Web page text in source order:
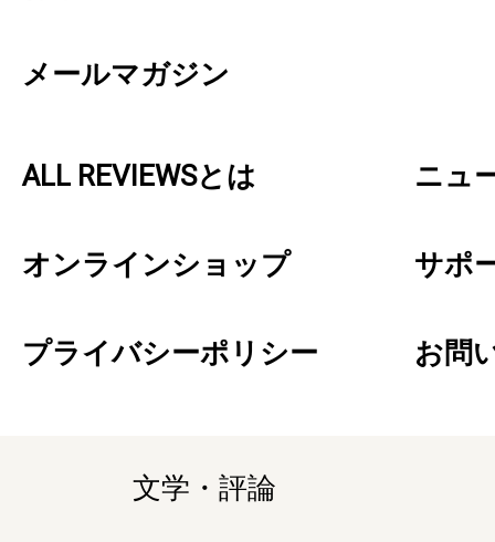
メールマガジン
ALL REVIEWSとは ニュ
オンラインショップ サポ
プライバシーポリシー お問
文学・評論